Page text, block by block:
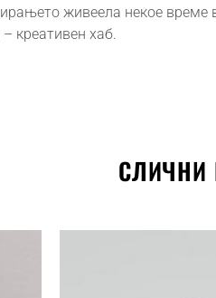
живеела некое
креативен хаб.
СЛИЧНИ